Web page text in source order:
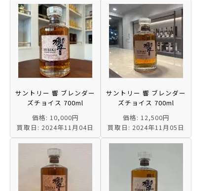
サントリー 響 ブレンダー
ズチョイス 700ml
価格: 10,000円
買取日: 2024年11月04日
サントリー 響 ブレンダー
ズチョイス 700ml
価格: 12,500円
買取日: 2024年11月05日